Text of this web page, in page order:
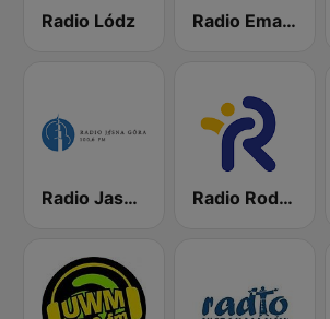
Radio Lódz Radio Emaus
Radio Jasna Góra 100.6 Radio Rodzina